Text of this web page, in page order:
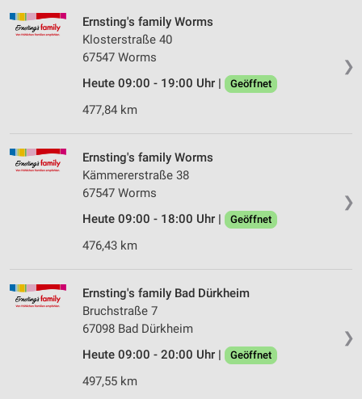
❯
Ernsting's family Worms
Klosterstraße 40
67547 Worms
Heute 09:00 - 19:00 Uhr |
Geöffnet
477,84 km
❯
Ernsting's family Worms
Kämmererstraße 38
67547 Worms
Heute 09:00 - 18:00 Uhr |
Geöffnet
476,43 km
❯
Ernsting's family Bad Dürkheim
Bruchstraße 7
67098 Bad Dürkheim
Heute 09:00 - 20:00 Uhr |
Geöffnet
497,55 km